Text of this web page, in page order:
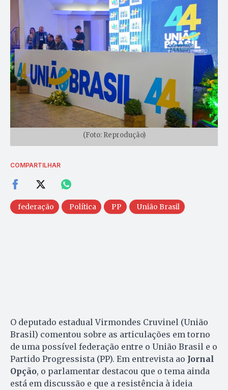
(Foto: Reprodução)
COMPARTILHAR
federação Política PP União Brasil
O deputado estadual Virmondes Cruvinel (União
Brasil) comentou sobre as articulações em torno
de uma possível federação entre o União Brasil e o
Partido Progressista (PP). Em entrevista ao Jornal
Opção, o parlamentar destacou que o tema ainda
está em discussão e que a resistência à ideia